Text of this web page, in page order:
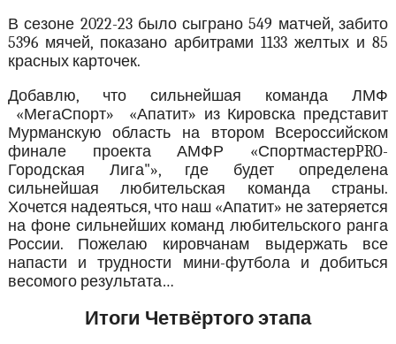
В сезоне 2022-23 было сыграно 549 матчей, забито
5396 мячей, показано арбитрами 1133 желтых и 85
красных карточек.
Добавлю, что сильнейшая команда ЛМФ
«МегаСпорт» «Апатит» из Кировска представит
Мурманскую область на втором Всероссийском
финале проекта АМФР «СпортмастерPRO-
Городская Лига"», где будет определена
сильнейшая любительская команда страны.
Хочется надеяться, что наш «Апатит» не затеряется
на фоне сильнейших команд любительского ранга
России. Пожелаю кировчанам выдержать все
напасти и трудности мини-футбола и добиться
весомого результата…
Итоги Четвёртого этапа